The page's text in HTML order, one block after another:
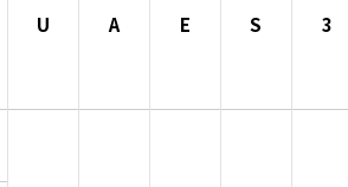
U A E S 3